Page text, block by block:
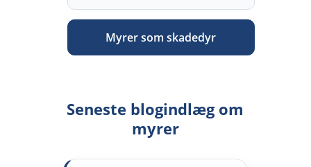
Myrer som skadedyr
Seneste blogindlæg om
myrer